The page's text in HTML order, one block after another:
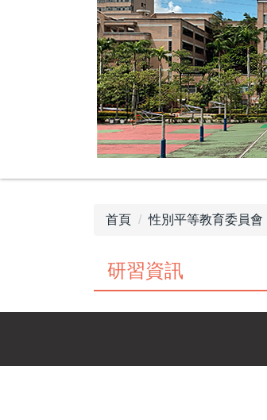
首頁 性別平等教育委員會
研習資訊